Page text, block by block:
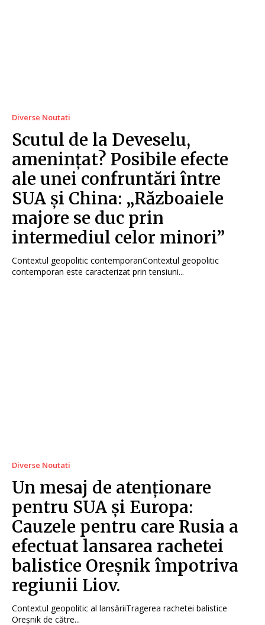
Diverse Noutati
Scutul de la Deveselu,
amenințat? Posibile efecte
ale unei confruntări între
SUA și China: „Războaiele
majore se duc prin
intermediul celor minori”
Contextul geopolitic contemporanContextul geopolitic
contemporan este caracterizat prin tensiuni...
Diverse Noutati
Un mesaj de atenționare
pentru SUA și Europa:
Cauzele pentru care Rusia a
efectuat lansarea rachetei
balistice Oreșnik împotriva
regiunii Liov.
Contextul geopolitic al lansăriiTragerea rachetei balistice
Oreșnik de către...